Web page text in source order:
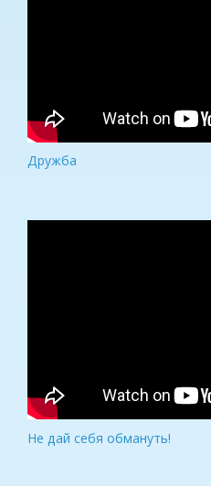
Дружба
Не дай себя обмануть!